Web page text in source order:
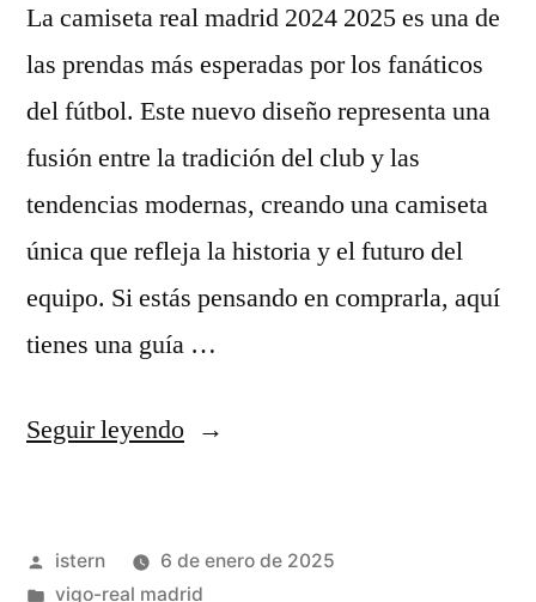
La camiseta real madrid 2024 2025 es una de
las prendas más esperadas por los fanáticos
del fútbol. Este nuevo diseño representa una
fusión entre la tradición del club y las
tendencias modernas, creando una camiseta
única que refleja la historia y el futuro del
equipo. Si estás pensando en comprarla, aquí
tienes una guía …
Seguir leyendo«camiseta
2024
Publicado
por
istern
6 de enero de 2025
Publicado
vigo-real madrid